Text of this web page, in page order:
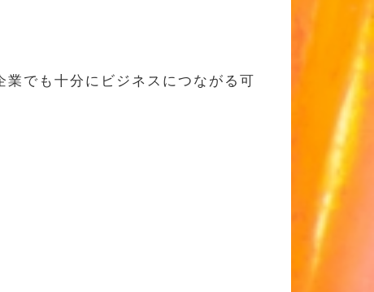
でも十分にビジネスにつながる可